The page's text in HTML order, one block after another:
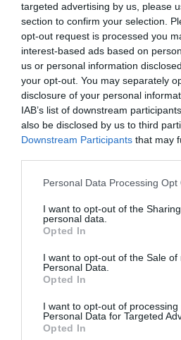
targeted advertising by us, please
section to confirm your selection.
opt-out request is processed you
interest-based ads based on
us or personal information
your opt-out. You may separately
disclosure of your personal
IAB’s list of downstream
also be disclosed by us to third
Downstream Participants that may
Please note that this website/app
not limited to your visit or usage
grant or deny consent to Google
use your data for below specified
consent section.
Personal Data Processing Opt
I want to opt-out of the
personal data.
Opted In
I want to opt-out of the Sale of
Personal Data.
Opted In
I want to opt-out of processing
Personal Data for Targeted
Opted In
Σε δημοπρασία η μπάλα των
ιστορικών γκολ του
08.08.2026 | 18:40
Αγανάκτηση σε χωριό της
Εύβοιας: Μένουν κάθε μέρα
νερό – Σοβαρή καταγγελία
08.08.2026 | 18:20
Αγροτικές ενισχύσεις: Ποιοι
προκαταβολές
Σε πελάγη ευτυχίας
για τρίτη φορά παππούς!
08.08.2026 | 17:40
Ευρυδίκη Βαλαβάνη: Οι
οικογενειακές διακοπές στην
Εύβοια! Δείτε σε ποια παραλία
Ρόδος: Έγραψαν
80χρονη για κράνος!
–
Εορτολόγιο: Ποιοι
γιορτάζουν σήμερα,
Σάββατο 8 Αυγούστου
Ο